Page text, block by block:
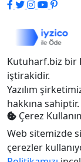
Kutuharf.biz bir
iştirakidir.
Yazılım
hakkına
Çerez
Web sitemizde
çerezler